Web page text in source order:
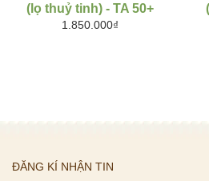
(lọ thuỷ tinh) - TA 50+
1.850.000₫
ĐĂNG KÍ NHẬN TIN